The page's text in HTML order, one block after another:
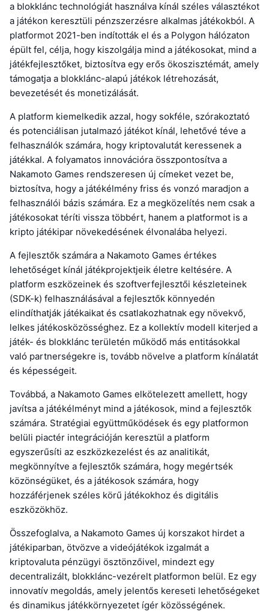
a blokklánc technológiát használva kínál széles választékot
a játékon keresztüli pénzszerzésre alkalmas játékokból. A
platformot 2021-ben indították el és a Polygon hálózaton
épült fel, célja, hogy kiszolgálja mind a játékosokat, mind a
játékfejlesztőket, biztosítva egy erős ökoszisztémát, amely
támogatja a blokklánc-alapú játékok létrehozását,
bevezetését és monetizálását.
A platform kiemelkedik azzal, hogy sokféle, szórakoztató
és potenciálisan jutalmazó játékot kínál, lehetővé téve a
felhasználók számára, hogy kriptovalutát keressenek a
játékkal. A folyamatos innovációra összpontosítva a
Nakamoto Games rendszeresen új címeket vezet be,
biztosítva, hogy a játékélmény friss és vonzó maradjon a
felhasználói bázis számára. Ez a megközelítés nem csak a
játékosokat téríti vissza többért, hanem a platformot is a
kripto játékipar növekedésének élvonalába helyezi.
A fejlesztők számára a Nakamoto Games értékes
lehetőséget kínál játékprojektjeik életre keltésére. A
platform eszközeinek és szoftverfejlesztői készleteinek
(SDK-k) felhasználásával a fejlesztők könnyedén
elindíthatják játékaikat és csatlakozhatnak egy növekvő,
lelkes játékosközösséghez. Ez a kollektív modell kiterjed a
játék- és blokklánc területén működő más entitásokkal
való partnerségekre is, tovább növelve a platform kínálatát
és képességeit.
Továbbá, a Nakamoto Games elkötelezett amellett, hogy
javítsa a játékélményt mind a játékosok, mind a fejlesztők
számára. Stratégiai együttműködések és egy platformon
belüli piactér integrációján keresztül a platform
egyszerűsíti az eszközkezelést és az analitikát,
megkönnyítve a fejlesztők számára, hogy megértsék
közönségüket, és a játékosok számára, hogy
hozzáférjenek széles körű játékokhoz és digitális
eszközökhöz.
Összefoglalva, a Nakamoto Games új korszakot hirdet a
játékiparban, ötvözve a videójátékok izgalmát a
kriptovaluta pénzügyi ösztönzőivel, mindezt egy
decentralizált, blokklánc-vezérelt platformon belül. Ez egy
innovatív megoldás, amely jelentős kereseti lehetőségeket
és dinamikus játékkörnyezetet ígér közösségének.